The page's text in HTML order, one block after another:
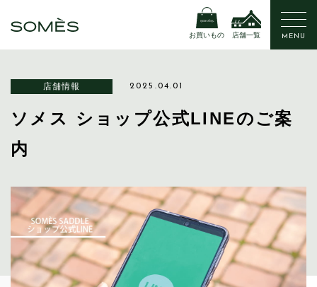
お買いもの 店舗一覧 MENU
店舗情報 2025.04.01
ソメス ショップ公式LINEのご案
内